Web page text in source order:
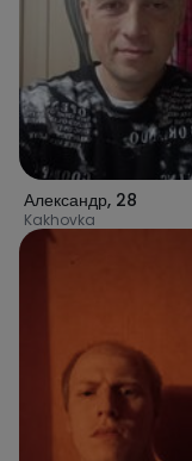
Александр, 28
Kakhovka